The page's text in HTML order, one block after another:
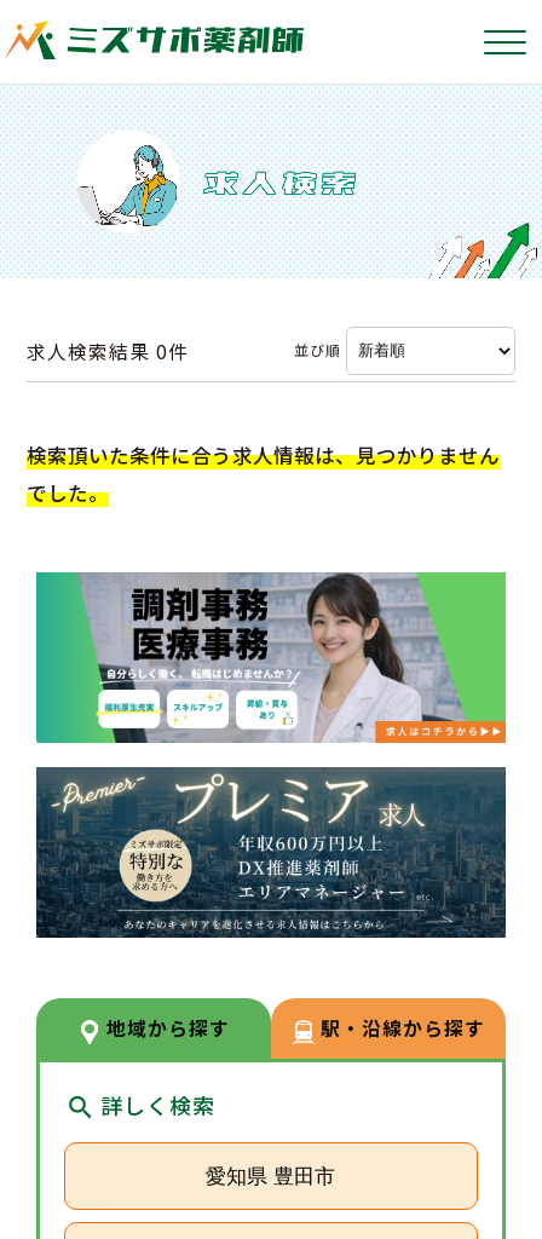
求人検索結果0件 並び順
検索頂いた条件に合う求人情報は、見つかりません
でした。
地域から探す 駅・沿線から探す
詳しく検索
愛知県 豊田市